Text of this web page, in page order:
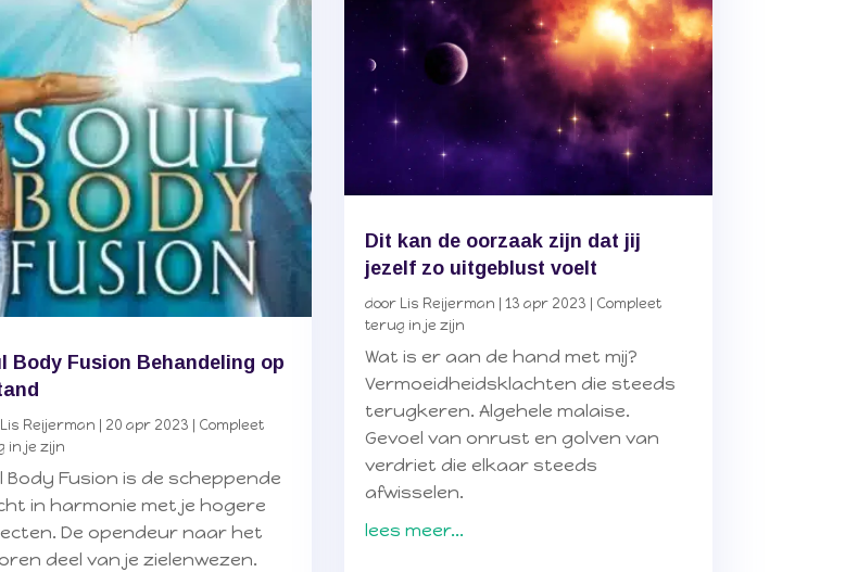
Body Fusion Behandeling op
Lis Reijerman 20 apr 2023
Compleet
in je zijn
Body Fusion is de scheppende
in harmonie met je hogere
De opendeur naar het
deel van je zielenwezen.
Dit kan de oorzaak zijn dat jij
jezelf zo uitgeblust voelt
door Lis Reijerman |13 apr 2023 | Compleet
terug in je zijn
Wat is er aan de hand met mij?
Vermoeidheidsklachten die steeds
terugkeren. Algehele malaise.
Gevoel van onrust en golven van
verdriet die elkaar steeds
afwisselen.
lees meer...